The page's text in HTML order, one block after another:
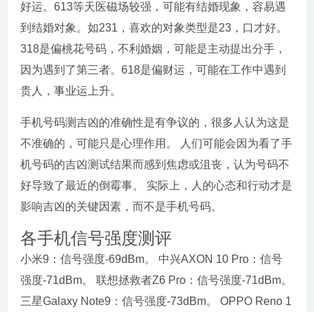
好运。613等天医磁场较强，可能有结婚现象，容易遇
到结婚对象。如231，喜欢的对象类型是23，口才好。
318是偏桃花号码，不利婚姻，可能是主动提出分手，
因为遇到了第三者。618是偏财运，可能在工作中遇到
贵人，事业运上升。
手机号码测吉凶的准确性是有争议的，很多人认为这是
不准确的，可能只是心理作用。 人们可能会因为看了手
机号码的吉凶测试结果而感到焦虑或沮丧，认为号码不
好导致了最近的倒霉事。 实际上，人的心态和行动才是
影响吉凶的关键因素，而不是手机号码。
各手机信号强度测评
小米9：信号强度-69dBm。 中兴AXON 10 Pro：信号
强度-71dBm。 联想拯救者Z6 Pro：信号强度-71dBm。
三星Galaxy Note9：信号强度-73dBm。 OPPO Reno 1